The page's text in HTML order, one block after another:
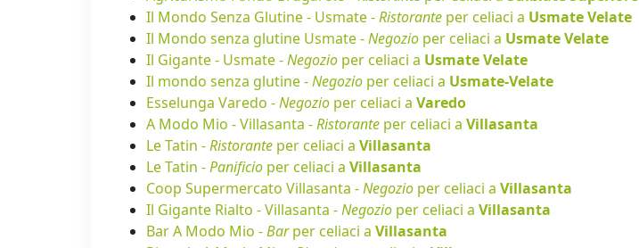
Il Mondo Senza Glutine - Usmate -Ristorante per celiaci a Usmate Velate
Il Mondo senza glutine Usmate -Negozio per celiaci a Usmate Velate
Il Gigante - Usmate -Negozio per celiaci a Usmate Velate
Il mondo senza glutine -Negozio per celiaci a Usmate-Velate
Esselunga Varedo -Negozio per celiaci a Varedo
A Modo Mio - Villasanta -Ristorante per celiaci a Villasanta
Le Tatin -Ristorante per celiaci a Villasanta
Le Tatin -Panificio per celiaci a Villasanta
Coop Supermercato Villasanta -Negozio per celiaci a Villasanta
Il Gigante Rialto - Villasanta -Negozio per celiaci a Villasanta
Bar A Modo Mio -Barper celiaci a Villasanta